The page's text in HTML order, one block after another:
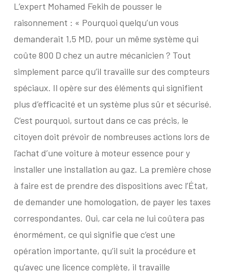
L’expert Mohamed Fekih de pousser le
raisonnement : « Pourquoi quelqu’un vous
demanderait 1,5 MD, pour un même système qui
coûte 800 D chez un autre mécanicien ? Tout
simplement parce qu’il travaille sur des compteurs
spéciaux. Il opère sur des éléments qui signifient
plus d’efficacité et un système plus sûr et sécurisé.
C’est pourquoi, surtout dans ce cas précis, le
citoyen doit prévoir de nombreuses actions lors de
l’achat d’une voiture à moteur essence pour y
installer une installation au gaz. La première chose
à faire est de prendre des dispositions avec l’État,
de demander une homologation, de payer les taxes
correspondantes. Oui, car cela ne lui coûtera pas
énormément, ce qui signifie que c’est une
opération importante, qu’il suit la procédure et
qu’avec une licence complète, il travaille